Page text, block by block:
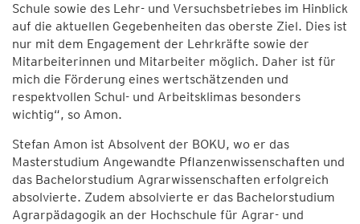
Schule sowie des Lehr- und Versuchsbetriebes im Hinblick
auf die aktuellen Gegebenheiten das oberste Ziel. Dies ist
nur mit dem Engagement der Lehrkräfte sowie der
Mitarbeiterinnen und Mitarbeiter möglich. Daher ist für
mich die Förderung eines wertschätzenden und
respektvollen Schul- und Arbeitsklimas besonders
wichtig“, so Amon.
Stefan Amon ist Absolvent der BOKU, wo er das
Masterstudium Angewandte Pflanzenwissenschaften und
das Bachelorstudium Agrarwissenschaften erfolgreich
absolvierte. Zudem absolvierte er das Bachelorstudium
Agrarpädagogik an der Hochschule für Agrar- und